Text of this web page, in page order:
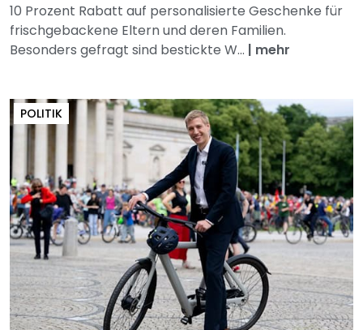
10 Prozent Rabatt auf personalisierte Geschenke für
frischgebackene Eltern und deren Familien.
Besonders gefragt sind bestickte W... | mehr
POLITIK